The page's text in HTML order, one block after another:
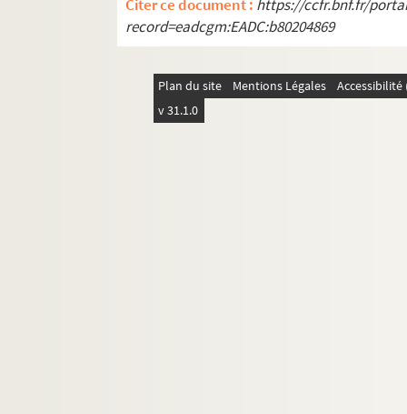
Citer ce document : https://ccfr.bnf.fr/
record=eadcgm:EADC:b80204869
Plan du site Mentions Légales
v 31.1.0